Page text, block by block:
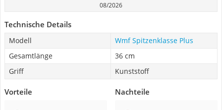
08/2026
Technische Details
Modell
Wmf Spitzenklasse Plus
Gesamtlänge
36 cm
Griff
Kunststoff
Vorteile Nachteile